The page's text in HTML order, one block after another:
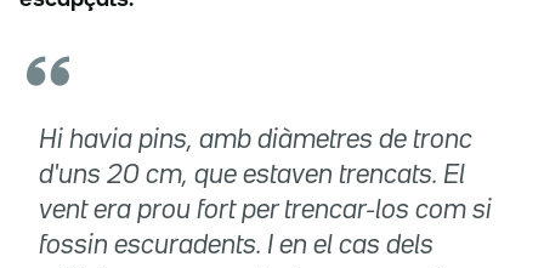
Hi havia pins, amb diàmetres de tronc
d'uns 20 cm, que estaven trencats. El
vent era prou fort per trencar-los com si
fossin escuradents. I en el cas dels